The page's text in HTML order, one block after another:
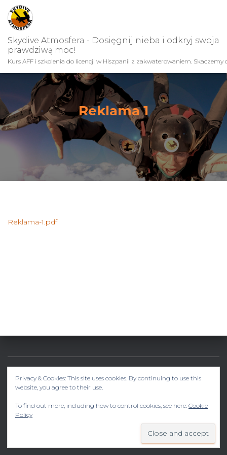
Skydive Atmosfera - Dosięgnij nieba i odkryj swoja
prawdziwą moc!
Kurs AFF i szkolenia do licencji w Hiszpanii z zakwaterowaniem. Skaczemy
Reklama 1
Reklama-1.pdf
SKOKI W HISZPANII –> SKYDIVE ATMOSFERA
KUP SOBIE COŚ YOUTUBE INSTAGRAM
FACEBOOK
Privacy & Cookies: This site uses cookies. By continuing to use this
website, you agree to their use.
To find out more, including how to control cookies, see here: Cookie
Policy